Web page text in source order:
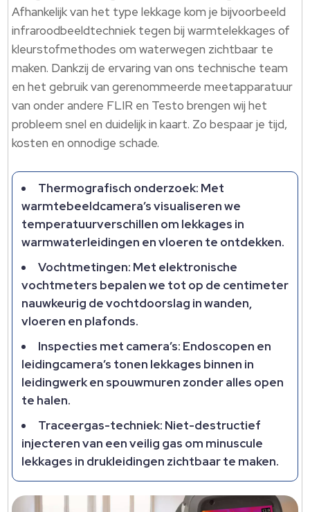
Afhankelijk van het type lekkage kom je bijvoorbeeld
infraroodbeeldtechniek tegen bij warmtelekkages of
kleurstofmethodes om waterwegen zichtbaar te
maken. Dankzij de ervaring van ons technische team
en het gebruik van gerenommeerde meetapparatuur
van onder andere FLIR en Testo brengen wij het
probleem snel en duidelijk in kaart. Zo bespaar je tijd,
kosten en onnodige schade.
Thermografisch onderzoek: Met
warmtebeeldcamera’s visualiseren we
temperatuurverschillen om lekkages in
warmwaterleidingen en vloeren te ontdekken.
Vochtmetingen: Met elektronische
vochtmeters bepalen we tot op de centimeter
nauwkeurig de vochtdoorslag in wanden,
vloeren en plafonds.
Inspecties met camera’s: Endoscopen en
leidingcamera’s tonen lekkages binnen in
leidingwerk en spouwmuren zonder alles open
te halen.
Traceergas-techniek: Niet-destructief
injecteren van een veilig gas om minuscule
lekkages in drukleidingen zichtbaar te maken.